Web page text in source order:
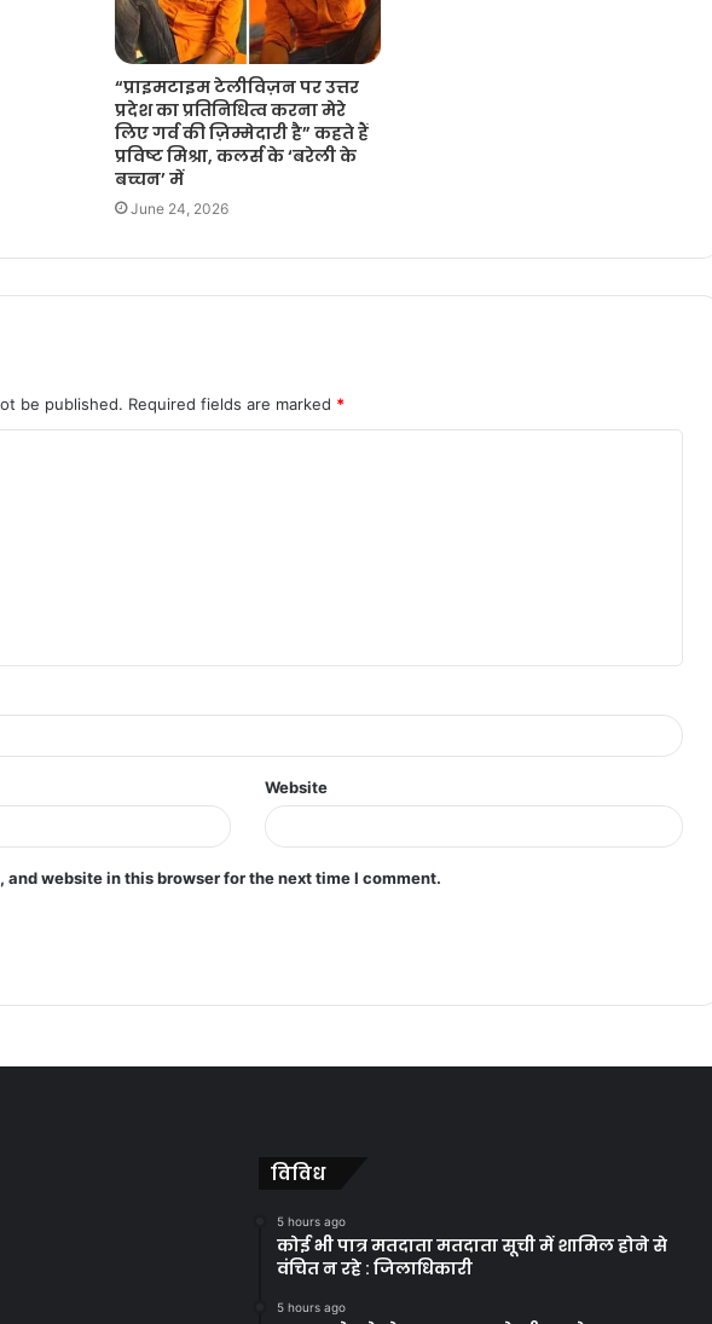
“प्राइमटाइम टेलीविज़न पर उत्तर
प्रदेश का प्रतिनिधित्व करना मेरे
लिए गर्व की ज़िम्मेदारी है” कहते हैं
प्रविष्ट मिश्रा, कलर्स के ‘बरेली के
बच्चन’ में
June 24, 2026
be published. Required fields are marked *
Website
and website in this browser for the next time I comment.
विविध
5 hours ago
कोई भी पात्र मतदाता मतदाता सूची में शामिल होने से
वंचित न रहे : जिलाधिकारी
5 hours ago